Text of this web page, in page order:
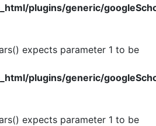
plugins/generic/
expects parameter 1 to be
plugins/generic/
expects parameter 1 to be